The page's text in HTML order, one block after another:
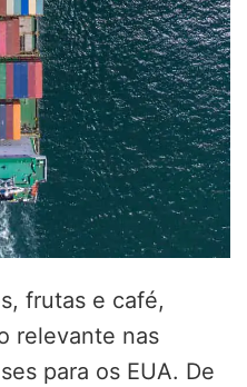
frutas e café,
relevante nas
para os EUA. De